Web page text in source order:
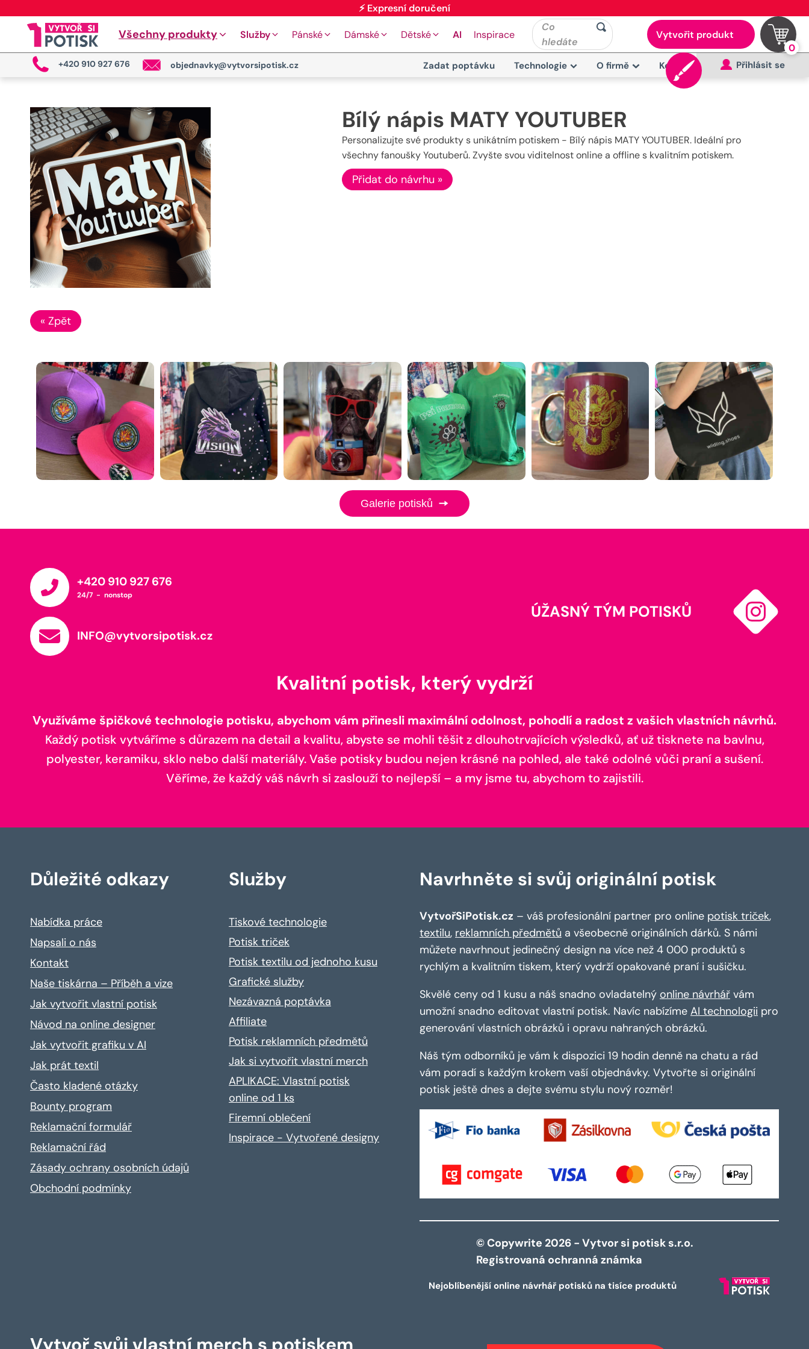
Všechny produkty Služby Pánské Dámské Dětské AI Inspirace
Co
hledáte
Vytvořit produkt
0
+420 910 927 676 objednavky@vytvorsipotisk.cz Zadat poptávku Technologie O firmě Kontakt Přihlásit se
Bílý nápis MATY YOUTUBER
Personalizujte své produkty s unikátním potiskem - Bílý nápis MATY YOUTUBER. Ideální pro
všechny fanoušky Youtuberů. Zvyšte svou viditelnost online a offline s kvalitním potiskem.
Přidat do návrhu »
« Zpět
Galerie potisků
+420 910 927 676
24/7 - nonstop
INFO@vytvorsipotisk.cz
ÚŽASNÝ TÝM POTISKŮ
Kvalitní potisk, který vydrží
Využíváme špičkové technologie potisku, abychom vám přinesli maximální odolnost, pohodlí a radost z vašich vlastních návrhů.
Každý potisk vytváříme s důrazem na detail a kvalitu, abyste se mohli těšit z dlouhotrvajících výsledků, ať už tisknete na bavlnu,
polyester, keramiku, sklo nebo další materiály. Vaše potisky budou nejen krásné na pohled, ale také odolné vůči praní a sušení.
Věříme, že každý váš návrh si zaslouží to nejlepší – a my jsme tu, abychom to zajistili.
Důležité odkazy
Nabídka práce
Napsali o nás
Kontakt
Naše tiskárna – Příběh a vize
Jak vytvořit vlastní potisk
Návod na online designer
Jak vytvořit grafiku v AI
Jak prát textil
Často kladené otázky
Bounty program
Reklamační formulář
Reklamační řád
Zásady ochrany osobních údajů
Obchodní podmínky
Služby
Tiskové technologie
Potisk triček
Potisk textilu od jednoho kusu
Grafické služby
Nezávazná poptávka
Affiliate
Potisk reklamních předmětů
Jak si vytvořit vlastní merch
APLIKACE: Vlastní potisk
online od 1 ks
Firemní oblečení
Inspirace - Vytvořené designy
Navrhněte si svůj originální potisk
VytvořSiPotisk.cz – váš profesionální partner pro online potisk triček,
textilu, reklamních předmětů a všeobecně originálních dárků. S námi
můžete navrhnout jedinečný design na více než 4 000 produktů s
rychlým a kvalitním tiskem, který vydrží opakované praní i sušičku.
Skvělé ceny od 1 kusu a náš snadno ovladatelný online návrhář vám
umožní snadno editovat vlastní potisk. Navíc nabízíme AI technologii pro
generování vlastních obrázků i opravu nahraných obrázků.
Náš tým odborníků je vám k dispozici 19 hodin denně na chatu a rád
vám poradí s každým krokem vaší objednávky. Vytvořte si originální
potisk ještě dnes a dejte svému stylu nový rozměr!
© Copywrite 2026 - Vytvor si potisk s.r.o.
Registrovaná ochranná známka
Nejoblíbenější online návrhář potisků na tisíce produktů